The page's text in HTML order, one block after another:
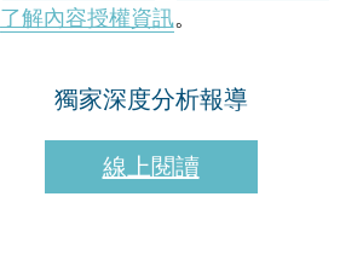
了解內容授權資訊。
獨家深度分析報導
線上閱讀